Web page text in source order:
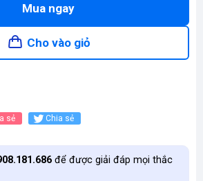
Mua ngay
Cho vào giỏ
sẻ Chia sẻ
để được giải đáp mọi thắc